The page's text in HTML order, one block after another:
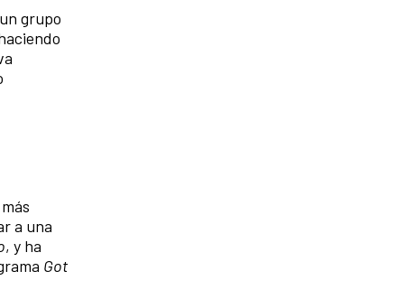
grupo
a una
, y ha
Got